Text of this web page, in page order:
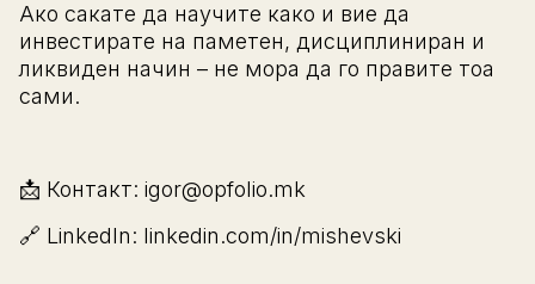
Ако сакате да научите како и вие да
инвестирате на паметен, дисциплиниран и
ликвиден начин – не мора да го правите тоа
сами.
📩 Контакт: igor@opfolio.mk
🔗 LinkedIn: linkedin.com/in/mishevski